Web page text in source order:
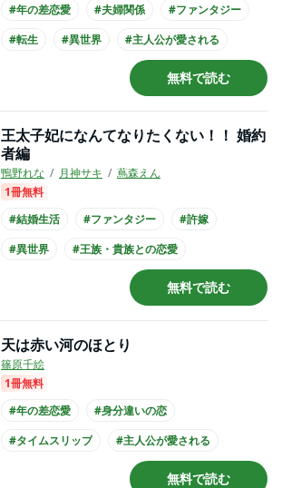
#年の差恋愛
#夫婦関係
#ファンタジー
#転生
#異世界
#主人公が愛される
#王子様系男子
#主人公が10代女性
無料で読む
王太子妃になんてなりたくない！！ 婚約
者編
鴨野れな 月神サキ
蔦森えん
1冊無料
#結婚生活
#ファンタジー
#許嫁
#異世界
#王族・貴族との恋愛
#コミカライズ化無料で読む
天は赤い河のほとり
篠原千絵
1冊無料
#年の差恋愛
#身分違いの恋
#タイムスリップ
#主人公が愛される
#王子様系男子無料で読む